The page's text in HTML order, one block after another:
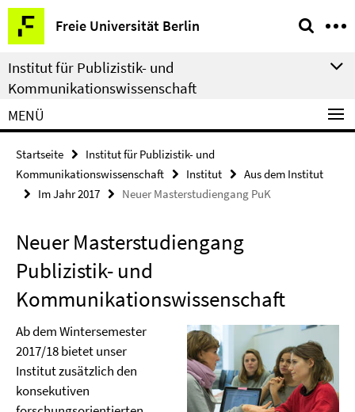
Springe
direkt
zu
Inhalt
Freie Universität Berlin
Service-
Navigation
Institut für Publizistik- und
Kommunikationswissenschaft
MENÜ
Startseite
Institut für Publizistik- und
Kommunikationswissenschaft
Institut
Aus dem Institut
Im Jahr 2017
Neuer Masterstudiengang PuK
Neuer Masterstudiengang
Publizistik- und
Kommunikationswissenschaft
Ab dem Wintersemester
2017/18 bietet unser
Institut zusätzlich den
konsekutiven